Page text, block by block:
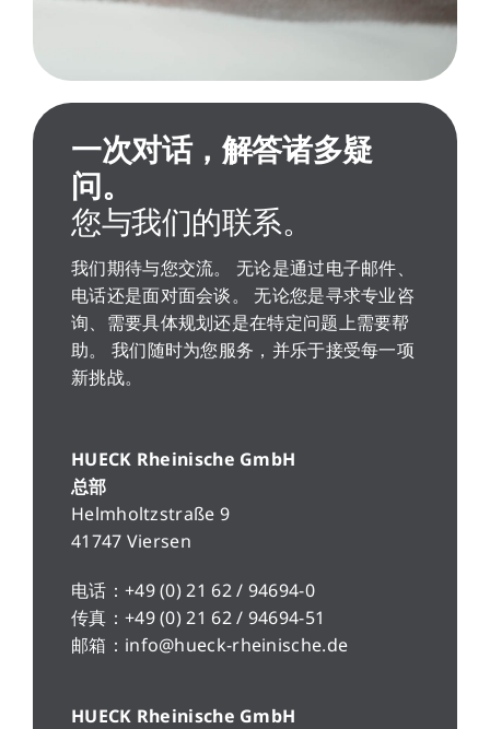
一次对话，解答诸多疑
问。
您与我们的联系。
我们期待与您交流。 无论是通过电子邮件、
电话还是面对面会谈。 无论您是寻求专业咨
询、需要具体规划还是在特定问题上需要帮
助。 我们随时为您服务，并乐于接受每一项
新挑战。
HUECK Rheinische GmbH
总部
Helmholtzstraße 9
41747 Viersen
电话：+49 (0) 21 62 / 94694-0
传真：+49 (0) 21 62 / 94694-51
邮箱：info@hueck-rheinische.de
HUECK Rheinische GmbH